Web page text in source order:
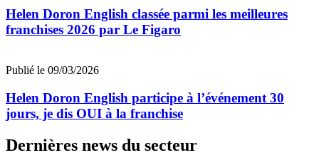
Helen Doron English classée parmi les meilleures
franchises 2026 par Le Figaro
Publié le 09/03/2026
Helen Doron English participe à l’événement 30
jours, je dis OUI à la franchise
Dernières news du secteur